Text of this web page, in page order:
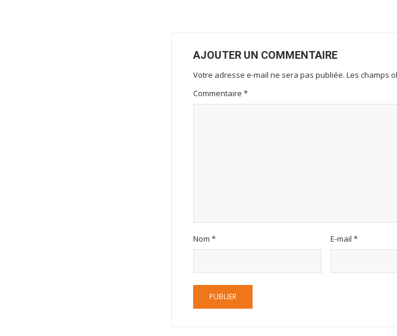
AJOUTER UN COMMENTAIRE
Votre adresse e-mail ne sera pas publiée. Les champs
Commentaire *
Nom * E-mail*